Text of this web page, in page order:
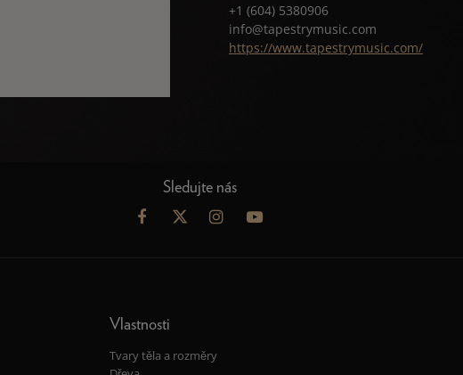
+1 (604) 5380906
info@tapestrymusic.com
https://www.tapestrymusic.com/
Sledujte nás
Vlastnosti
Tvary těla a rozměry